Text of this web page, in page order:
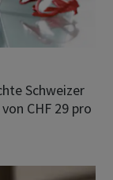
Schweizer
CHF 29 pro